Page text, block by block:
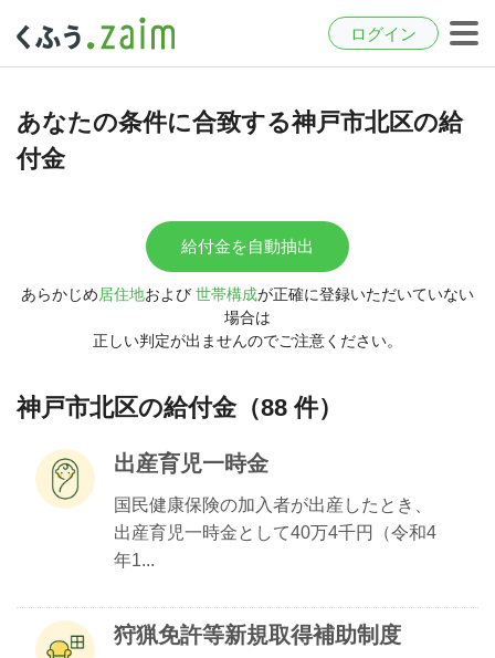
ログイン
あなたの条件に合致する神戸市北区の給
付金
給付金を自動抽出
あらかじめ居住地および 世帯構成が正確に登録いただいていない
場合は
正しい判定が出ませんのでご注意ください。
神戸市北区の給付金（88 件）
出産育児一時金
国民健康保険の加入者が出産したとき、
出産育児一時金として40万4千円（令和4
年1...
狩猟免許等新規取得補助制度